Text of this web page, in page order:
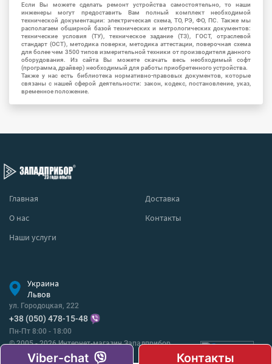
Если Вы можете сделать ремонт устройства самостоятельно, то наши
инженеры могут предоставить Вам полный комплект необходимой
технической документации: электрическая схема, ТО, РЭ, ФО, ПС. Также мы
располагаем обширной базой технических и метрологических документов:
технические условия (ТУ), техническое задание (ТЗ), ГОСТ, отраслевой
стандарт (ОСТ), методика поверки, методика аттестации, поверочная схема
для более чем 3500 типов измерительной техники от производителя данного
оборудования. Из сайта Вы можете скачать весь необходимый софт
(программа, драйвер) необходимый для работы приобретенного устройства.
Также у нас есть библиотека нормативно-правовых документов, которые
связаны с нашей сферой деятельности: закон, кодекс, постановление, указ,
временное положение.
Главная
Доставка
О нас
Контакты
Наши услуги
Украина
Львов
ул. Городоцкая, 222
+38 (050) 478-15-48
Пн-Пт 8:00 - 18:00
© 2005 - 2026 Интернет-магазин Западприбор
Все права защищены.
Viber-chat Контакты